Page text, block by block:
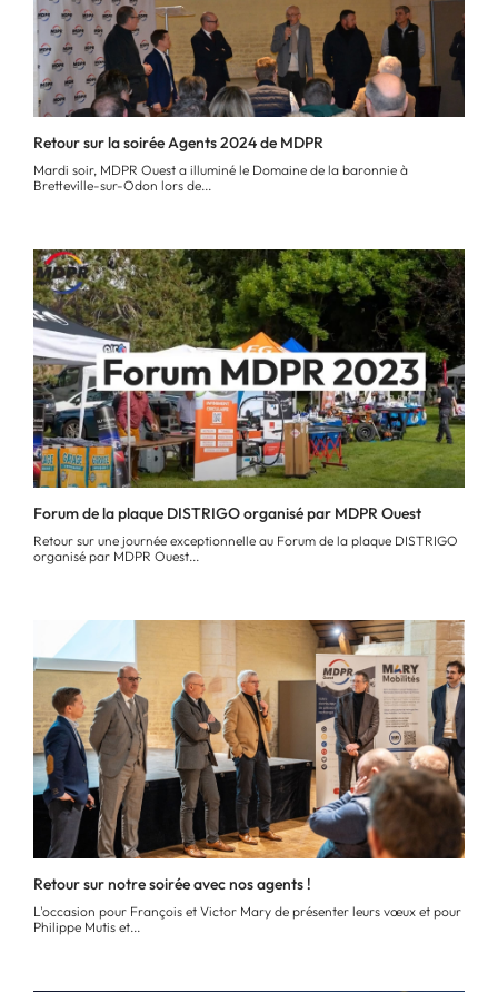
Retour sur la soirée Agents 2024 de MDPR
Mardi soir, MDPR Ouest a illuminé le Domaine de la baronnie à
Bretteville-sur-Odon lors de...
Forum de la plaque DISTRIGO organisé par MDPR Ouest
Retour sur une journée exceptionnelle au Forum de la plaque DISTRIGO
organisé par MDPR Ouest...
Retour sur notre soirée avec nos agents !
L'occasion pour François et Victor Mary de présenter leurs vœux et pour
Philippe Mutis et...